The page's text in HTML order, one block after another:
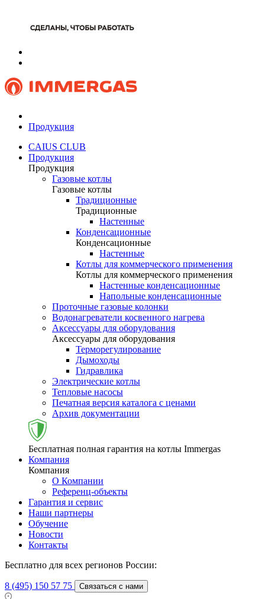
Продукция
CAIUS CLUB
Продукция
Продукция
Газовые котлы
Газовые котлы
Традиционные
Традиционные
Настенные
Конденсационные
Конденсационные
Настенные
Котлы для коммерческого применения
Котлы для коммерческого применения
Настенные конденсационные
Напольные конденсационные
Проточные газовые колонки
Водонагреватели косвенного нагрева
Аксессуары для оборудования
Аксессуары для оборудования
Терморегулирование
Дымоходы
Гидравлика
Электрические котлы
Тепловые насосы
Печатная версия каталога с ценами
Архив документации
Бесплатная полная гарантия на котлы Immergas
Компания
Компания
О Компании
Референц-объекты
Гарантия и сервис
Наши партнеры
Обучение
Новости
Контакты
Бесплатно для всех регионов России:
8 (495) 150 57 75 Связаться с нами